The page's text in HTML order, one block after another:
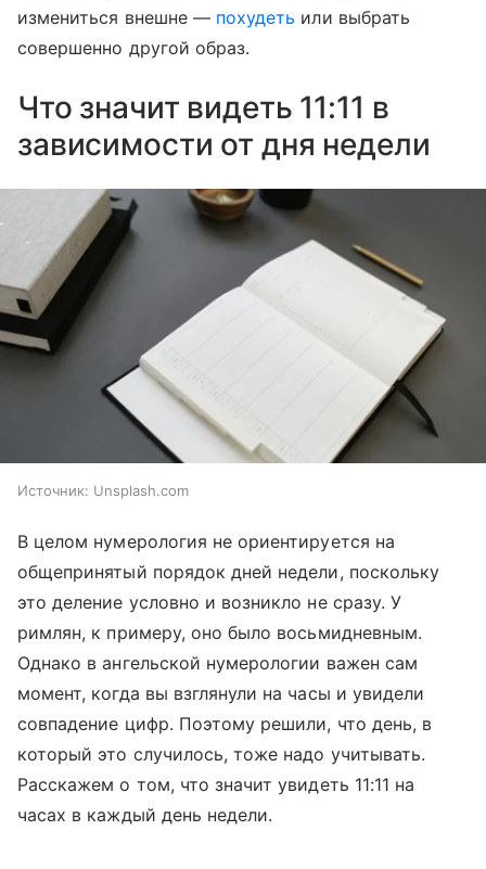
измениться внешне — похудеть или выбрать
совершенно другой образ.
Что значит видеть 11:11 в
зависимости от дня недели
Источник: Unsplash.com
В целом нумерология не ориентируется на
общепринятый порядок дней недели, поскольку
это деление условно и возникло не сразу. У
римлян, к примеру, оно было восьмидневным.
Однако в ангельской нумерологии важен сам
момент, когда вы взглянули на часы и увидели
совпадение цифр. Поэтому решили, что день, в
который это случилось, тоже надо учитывать.
Расскажем о том, что значит увидеть 11:11 на
часах в каждый день недели.